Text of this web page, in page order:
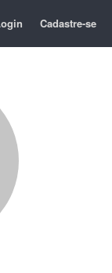
Cadastre-se